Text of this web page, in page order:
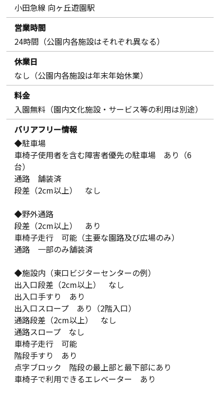
小田急線 向ヶ丘遊園駅
営業時間
24時間（公園内各施設はそれぞれ異なる）
休業日
なし（公園内各施設は年末年始休業）
料金
入園無料（園内文化施設・サービス等の利用は別途）
バリアフリー情報
◆駐車場
車椅子使用者を含む障害者優先の駐車場 あり（6
台）
通路 舗装済
段差（2cm以上） なし
◆野外通路
段差（2cm以上） あり
車椅子走行 可能（主要な園路及び広場のみ）
通路 一部のみ舗装済
◆施設内（東口ビジターセンターの例）
出入口段差（2cm以上） なし
出入口手すり あり
出入口スロープ あり（2階入口）
通路段差（2cm以上） なし
通路スロープ なし
車椅子走行 可能
階段手すり あり
点字ブロック 階段の最上部と最下部にあり
車椅子で利用できるエレベーター あり